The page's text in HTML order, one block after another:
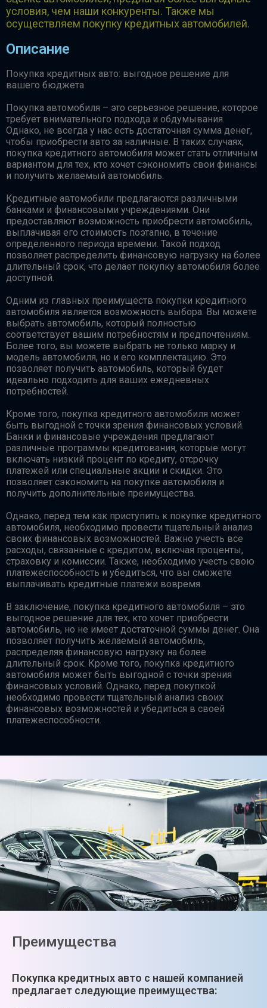
условия, чем наши конкуренты. Также мы
осуществляем покупку кредитных автомобилей.
Описание
Покупка кредитных авто: выгодное решение для
вашего бюджета
Покупка автомобиля – это серьезное решение, которое
требует внимательного подхода и обдумывания.
Однако, не всегда у нас есть достаточная сумма денег,
чтобы приобрести авто за наличные. В таких случаях,
покупка кредитного автомобиля может стать отличным
вариантом для тех, кто хочет сэкономить свои финансы
и получить желаемый автомобиль.
Кредитные автомобили предлагаются различными
банками и финансовыми учреждениями. Они
предоставляют возможность приобрести автомобиль,
выплачивая его стоимость поэтапно, в течение
определенного периода времени. Такой подход
позволяет распределить финансовую нагрузку на более
длительный срок, что делает покупку автомобиля более
доступной.
Одним из главных преимуществ покупки кредитного
автомобиля является возможность выбора. Вы можете
выбрать автомобиль, который полностью
соответствует вашим потребностям и предпочтениям.
Более того, вы можете выбрать не только марку и
модель автомобиля, но и его комплектацию. Это
позволяет получить автомобиль, который будет
идеально подходить для ваших ежедневных
потребностей.
Кроме того, покупка кредитного автомобиля может
быть выгодной с точки зрения финансовых условий.
Банки и финансовые учреждения предлагают
различные программы кредитования, которые могут
включать низкий процент по кредиту, отсрочку
платежей или специальные акции и скидки. Это
позволяет сэкономить на покупке автомобиля и
получить дополнительные преимущества.
Однако, перед тем как приступить к покупке кредитного
автомобиля, необходимо провести тщательный анализ
своих финансовых возможностей. Важно учесть все
расходы, связанные с кредитом, включая проценты,
страховку и комиссии. Также, необходимо учесть свою
платежеспособность и убедиться, что вы сможете
выплачивать кредитные платежи вовремя.
В заключение, покупка кредитного автомобиля – это
выгодное решение для тех, кто хочет приобрести
автомобиль, но не имеет достаточной суммы денег. Она
позволяет получить желаемый автомобиль,
распределяя финансовую нагрузку на более
длительный срок. Кроме того, покупка кредитного
автомобиля может быть выгодной с точки зрения
финансовых условий. Однако, перед покупкой
необходимо провести тщательный анализ своих
финансовых возможностей и убедиться в своей
платежеспособности.
Преимущества
Покупка кредитных авто с нашей компанией
предлагает следующие преимущества: